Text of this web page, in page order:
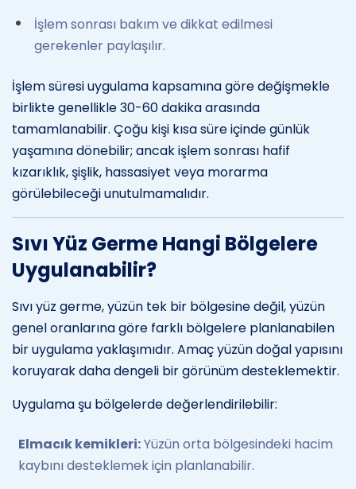
İşlem sonrası bakım ve dikkat edilmesi
gerekenler paylaşılır.
İşlem süresi uygulama kapsamına göre değişmekle
birlikte genellikle 30-60 dakika arasında
tamamlanabilir. Çoğu kişi kısa süre içinde günlük
yaşamına dönebilir; ancak işlem sonrası hafif
kızarıklık, şişlik, hassasiyet veya morarma
görülebileceği unutulmamalıdır.
Sıvı Yüz Germe Hangi Bölgelere
Uygulanabilir?
Sıvı yüz germe, yüzün tek bir bölgesine değil, yüzün
genel oranlarına göre farklı bölgelere planlanabilen
bir uygulama yaklaşımıdır. Amaç yüzün doğal yapısını
koruyarak daha dengeli bir görünüm desteklemektir.
Uygulama şu bölgelerde değerlendirilebilir:
Elmacık kemikleri:Yüzün orta bölgesindeki hacim
kaybını desteklemek için planlanabilir.